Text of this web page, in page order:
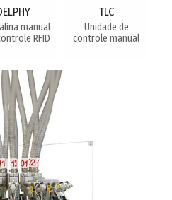
manual
RFID
TLC
Unidade de
controle manual